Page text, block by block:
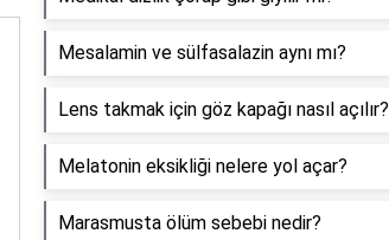
Mesalamin ve sülfasalazin aynı mı?
Lens takmak için göz kapağı nasıl açılır?
Melatonin eksikliği nelere yol açar?
Marasmusta ölüm sebebi nedir?